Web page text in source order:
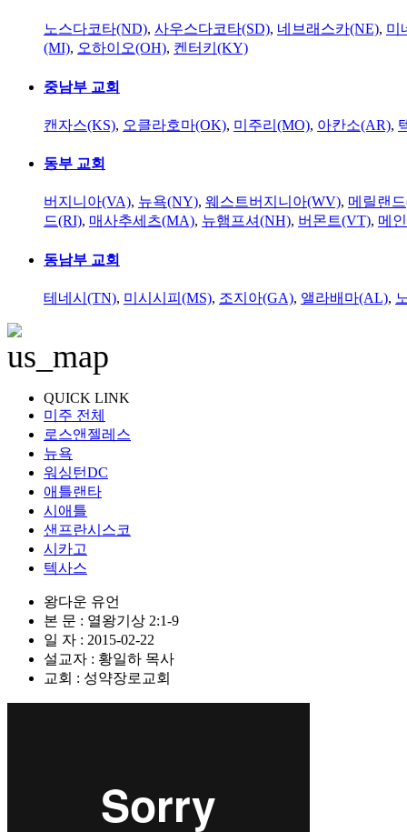
노스다코타(ND), 사우스다코타(SD), 네브래스카(NE), 미
(MI), 오하이오(OH), 켄터키(KY)
중남부 교회
캔자스(KS), 오클라호마(OK), 미주리(MO), 아칸소(AR),
동부 교회
버지니아(VA), 뉴욕(NY), 웨스트버지니아(WV), 메릴랜
드(RI), 매사추세츠(MA), 뉴햄프셔(NH), 버몬트(VT), 메
동남부 교회
테네시(TN), 미시시피(MS), 조지아(GA), 앨라배마(AL),
QUICK LINK
미주 전체
로스앤젤레스
뉴욕
워싱턴DC
애틀랜타
시애틀
샌프란시스코
시카고
텍사스
왕다운 유언
본 문 : 열왕기상 2:1-9
일 자 : 2015-02-22
설교자 : 황일하 목사
교회 : 성약장로교회